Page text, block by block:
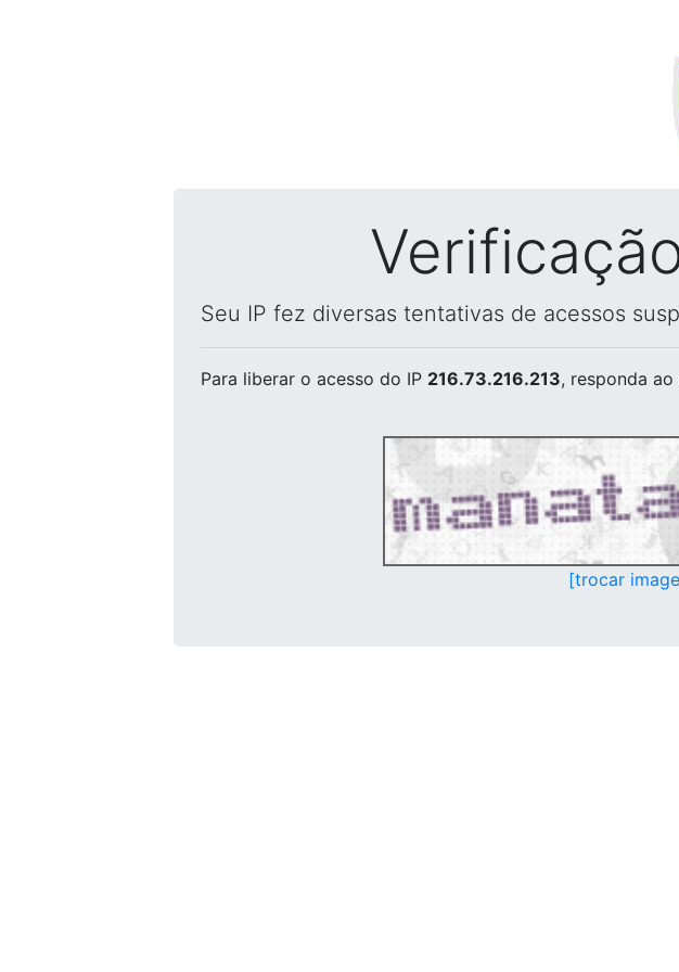
Seu IP fez diversas tentativas de acessos
Para liberar o acesso do IP 216.73.216.213, responda
[trocar